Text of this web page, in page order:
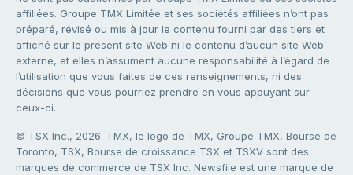
affiliées. Groupe TMX Limitée et ses sociétés affiliées n’ont pas
préparé, révisé ou mis à jour le contenu fourni par des tiers et
affiché sur le présent site Web ni le contenu d’aucun site Web
externe, et elles n’assument aucune responsabilité à l’égard de
l’utilisation que vous faites de ces renseignements, ni des
décisions que vous pourriez prendre en vous appuyant sur
ceux-ci.
© TSX Inc., 2026. TMX, le logo de TMX, Groupe TMX, Bourse de
Toronto, TSX, Bourse de croissance TSX et TSXV sont des
marques de commerce de TSX Inc. Newsfile est une marque de